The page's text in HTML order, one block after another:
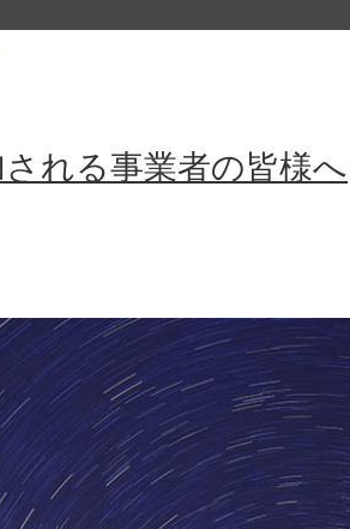
れる事業者の皆様へ